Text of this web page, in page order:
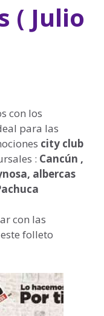
( Julio
con los
para las
city club
: Cancún ,
albercas
con las
folleto